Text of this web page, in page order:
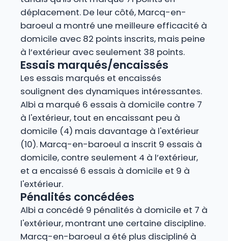
déplacement. De leur côté, Marcq-en-
baroeul a montré une meilleure efficacité à
domicile avec 82 points inscrits, mais peine
à l’extérieur avec seulement 38 points.
Essais marqués/encaissés
Les essais marqués et encaissés
soulignent des dynamiques intéressantes.
Albi a marqué 6 essais à domicile contre 7
à l'extérieur, tout en encaissant peu à
domicile (4) mais davantage à l'extérieur
(10). Marcq-en-baroeul a inscrit 9 essais à
domicile, contre seulement 4 à l’extérieur,
et a encaissé 6 essais à domicile et 9 à
l'extérieur.
Pénalités concédées
Albi a concédé 9 pénalités à domicile et 7 à
l'extérieur, montrant une certaine discipline.
Marcq-en-baroeul a été plus discipliné à